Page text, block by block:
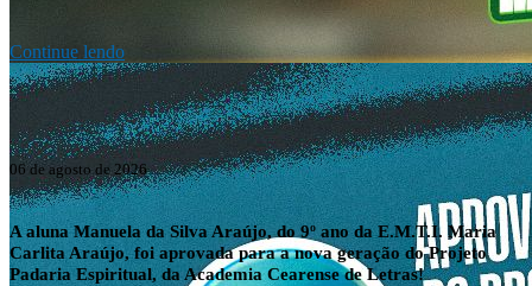
Continue lendo
06 de agosto de 2026
A aluna Manuela da Silva Araújo, do 9º ano da E.M.T.I. Maria
Carlita Araújo, foi aprovada para a nova geração do Projeto
Padaria Espiritual, da Academia Cearense de Letras!